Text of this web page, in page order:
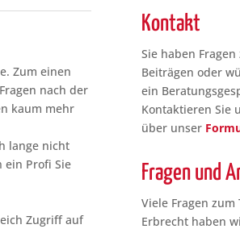
Zum einen
nach der
kaum mehr
lange nicht
ein Profi Sie
Zugriff auf
Kontakt
Sie haben
Beiträgen oder
ein
Kontaktieren Sie
über unser
Fragen und
Viele Fragen zum
Erbrecht haben